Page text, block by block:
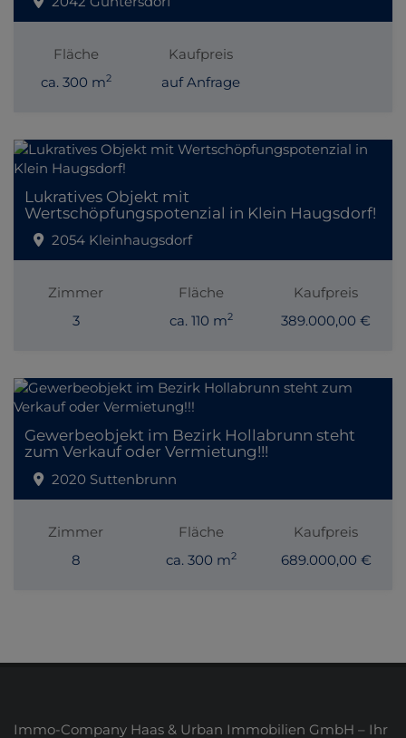
Fläche
ca. 300 m2
Kaufpreis
auf Anfrage
Lukratives Objekt mit
Wertschöpfungspotenzial in Klein Haugsdorf!
2054 Kleinhaugsdorf
Zimmer
3
Fläche
ca. 110 m2
Kaufpreis
389.000,00 €
Gewerbeobjekt im Bezirk Hollabrunn steht
zum Verkauf oder Vermietung!!!
2020 Suttenbrunn
Zimmer
8
Fläche
ca. 300 m2
Kaufpreis
689.000,00 €
Immo-Company Haas & Urban Immobilien GmbH – Ihr